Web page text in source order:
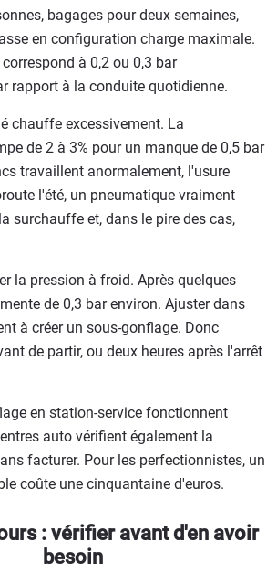
bagages pour deux semaines,
en configuration charge maximale.
à 0,2 ou 0,3 bar
rapport à la conduite quotidienne.
chauffe excessivement. La
de 2 à 3% pour un manque de 0,5 bar
travaillent anormalement, l'usure
l'été, un pneumatique vraiment
surchauffe et, dans le pire des cas,
la pression à froid. Après quelques
de 0,3 bar environ. Ajuster dans
à créer un sous-gonflage. Donc
de partir, ou deux heures après l'arrêt
en station-service fonctionnent
auto vérifient également la
facturer. Pour les perfectionnistes, un
coûte une cinquantaine d'euros.
: vérifier avant d'en avoir
besoin